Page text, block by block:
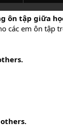
ôn tập giữa
các em ôn tập